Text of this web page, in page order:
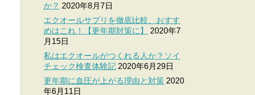
か？ 2020年8月7日
エクオールサプリを徹底比較、おすす
めはこれ！【更年期対策に】
2020年7
月15日
私はエクオールがつくれる人か？ソイ
チェック検査体験記 2020年6月29日
更年期に血圧が上がる理由と対策 2020
年6月11日